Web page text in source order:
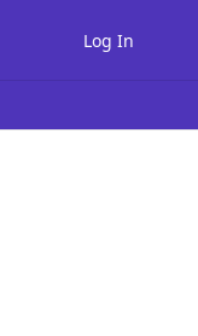
Log In